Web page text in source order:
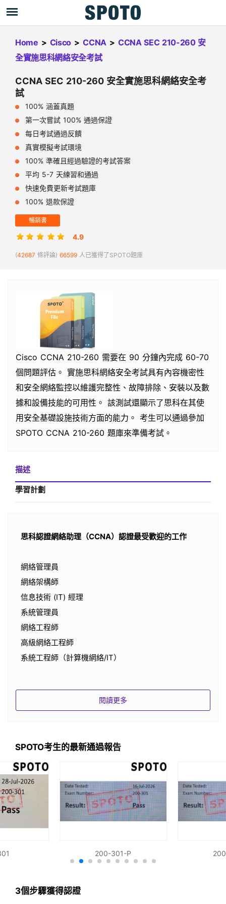
Home > Cisco > CCNA > CCNA SEC 210-260 安
全實施思科網絡安全考試
CCNA SEC 210-260 安全實施思科網絡安全考
試
100% 涵蓋真題
第一次嘗試 100% 通過保證
每日考試通過反饋
真實模擬考試環境
100% 準確且經過驗證的考試答案
平均 5-7 天練習和通過
快速免費更新考試題庫
100% 退款保證
暢銷書
4.9
(42687 條評論) 66599 人已獲得了SPOTO題庫
Cisco CCNA 210-260 需要在 90 分鐘內完成 60-70
個問題評估。 實施思科網絡安全考試具有內容機密性
和安全網絡監控以維護完整性、故障排除、安裝以及數
據和設備技能的可用性。 該測試還顯示了思科在其使
用安全基礎設施技術方面的能力。 考生可以通過參加
SPOTO CCNA 210-260 題庫來準備考試。
描述
學習計劃
思科認證網絡助理（CCNA）認證最受歡迎的工作
網絡管理員
網絡架構師
信息技術 (IT) 經理
系統管理員
網絡工程師
高級網絡工程師
系統工程師（計算機網絡/IT）
100% 準確的問題
IT認證專家
所有 CCNA 安全實踐測試都有準確的答案，並由研究
CCNA 安全認證至少 20 年的 IT 認證專家團隊驗證。
過考試。
閱讀更多
SPOTO考生的最新通過報告
200-301-P
3個步驟獲得認證